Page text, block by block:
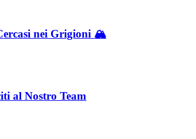
nei Grigioni 🏔️
al Nostro Team